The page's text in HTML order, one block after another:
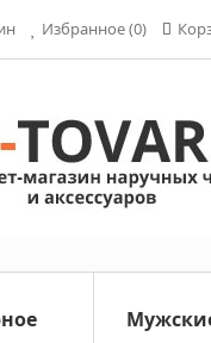
Избранное (0)